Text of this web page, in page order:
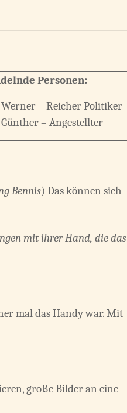
Personen:
Werner – Reicher Politiker
Günther – Angestellter
Bennis) Das können sich
mit ihrer Hand, die das
mal das Handy war. Mit
große Bilder an eine